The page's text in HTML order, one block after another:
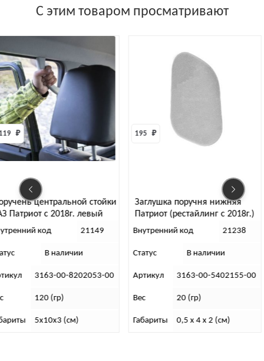
С этим товаром просматривают
центральной стойки
Патриот с 2018г. левый
₽
код 21149
В наличии
3163-00-8202053-00
120 (гр)
5х10х3 (см)
Заглушка поручня нижняя
Патриот (рестайлинг с 2018г.)
195 ₽
Внутренний код 21238
Статус В наличии
Артикул 3163-00-5402155-00
Вес 20 (гр)
Габариты 0,5 х 4 х 2 (см)